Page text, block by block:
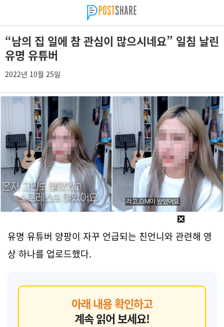
“남의 집 일에 참 관심이 많으시네요” 일침 날린
유명 유튜버
2022년 10월 25일
유명 유튜버 양팡이 자꾸 언급되는 친언니와 관련해 영
상 하나를 업로드했다.
아래 내용 확인하고
계속 읽어 보세요!